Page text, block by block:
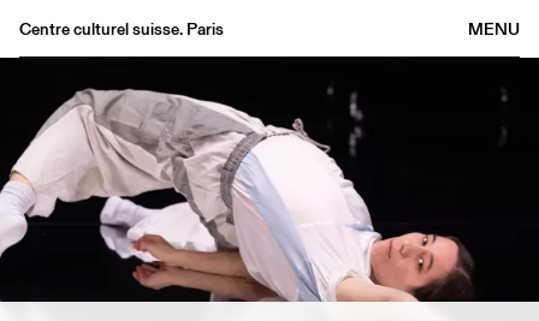
MENU
Centre culturel suisse. Paris
Bookshop
Buvette
Archives
Medias
About